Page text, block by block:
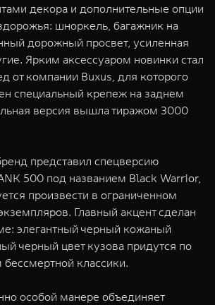
декора и дополнительные опции
шноркель, багажник на
дорожный просвет, усиленная
Ярким аксессуаром новинки стал
от компании Buxus, для которого
специальный крепеж на заднем
версия вышла тиражом 3000
представил спецверсию
500 под названием Black Warrior,
произвести в ограниченном
Главный акцент сделан
элегантный черный кожаный
черный цвет кузова придутся по
классики.
особой манере объединяет